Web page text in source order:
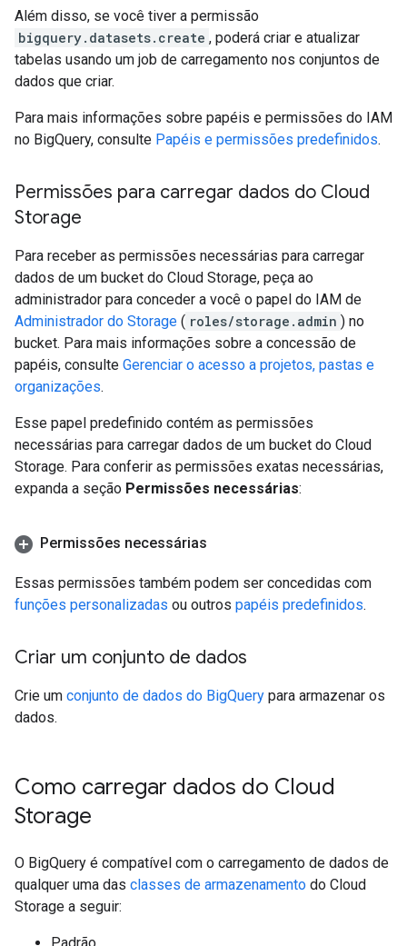
Além disso, se você tiver a permissão
bigquery.datasets.create , poderá criar e atualizar
tabelas usando um job de carregamento nos conjuntos de
dados que criar.
Para mais informações sobre papéis e permissões do IAM
no BigQuery, consulte Papéis e permissões predefinidos.
Permissões para carregar dados do Cloud
Storage
Para receber as permissões necessárias para carregar
dados de um bucket do Cloud Storage, peça ao
administrador para conceder a você o papel do IAM de
Administrador do Storage ( roles/storage.admin ) no
bucket. Para mais informações sobre a concessão de
papéis, consulte Gerenciar o acesso a projetos, pastas e
organizações.
Esse papel predefinido contém as permissões
necessárias para carregar dados de um bucket do Cloud
Storage. Para conferir as permissões exatas necessárias,
expanda a seção Permissões necessárias:
Permissões necessárias
Essas permissões também podem ser concedidas com
funções personalizadas ou outros papéis predefinidos.
Criar um conjunto de dados
Crie um conjunto de dados do BigQuery para armazenar os
dados.
Como carregar dados do Cloud
Storage
O BigQuery é compatível com o carregamento de dados de
qualquer uma das classes de armazenamento do Cloud
Storage a seguir: